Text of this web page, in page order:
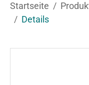
Startseite
Details